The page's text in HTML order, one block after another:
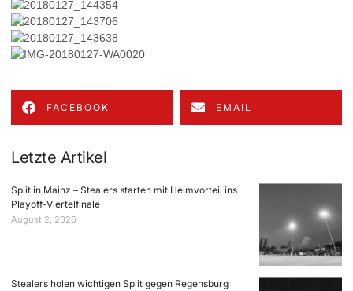
FACEBOOK EMAIL
Letzte Artikel
Split in Mainz – Stealers starten mit Heimvorteil ins
Playoff-Viertelfinale
August 2, 2026
Stealers holen wichtigen Split gegen Regensburg